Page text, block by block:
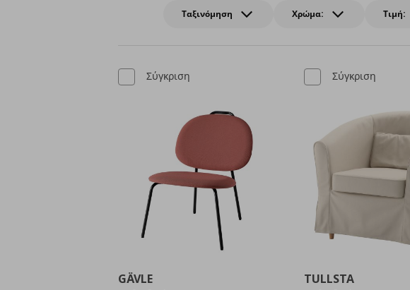
Ταξινόμηση Χρώμα: Τιμή:
Σύγκριση
GÄVLE
Σύγκριση
TULLSTA